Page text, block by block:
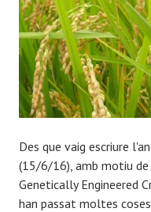
Des que vaig escriure
(15/6/16), amb motiu de
Genetically Engineered
han passat moltes